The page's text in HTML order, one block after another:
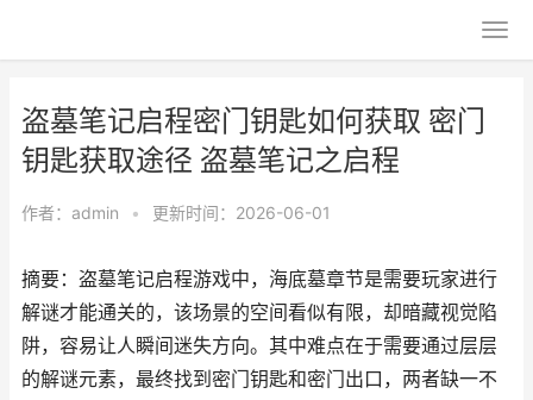
盗墓笔记启程密门钥匙如何获取 密门
钥匙获取途径 盗墓笔记之启程
作者： admin • 更新时间：2026-06-01
摘要：盗墓笔记启程游戏中，海底墓章节是需要玩家进行
解谜才能通关的，该场景的空间看似有限，却暗藏视觉陷
阱，容易让人瞬间迷失方向。其中难点在于需要通过层层
的解谜元素，最终找到密门钥匙和密门出口，两者缺一不